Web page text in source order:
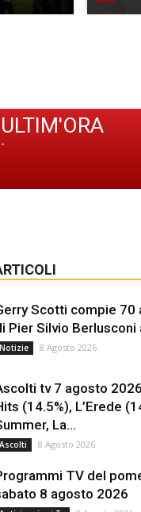
ULTIM'ORA
-
Scotti compie 70
Pier Silvio Berlusconi
Notizie 8 Agosto 2026
tv 7 agosto
(14.5%), L’Erede
La...
Ascolti 8 Agosto 2026
TV del
8 agosto 2026